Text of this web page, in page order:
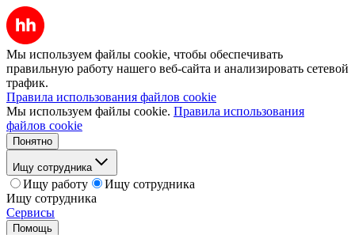
Мы используем файлы cookie, чтобы обеспечивать
правильную работу нашего веб-сайта и анализировать сетевой
трафик.
Правила использования файлов cookie
Мы используем файлы cookie. Правила использования
файлов cookie
Понятно
Ищу сотрудника
Ищу работу
Ищу сотрудника
Ищу сотрудника
Сервисы
Помощь